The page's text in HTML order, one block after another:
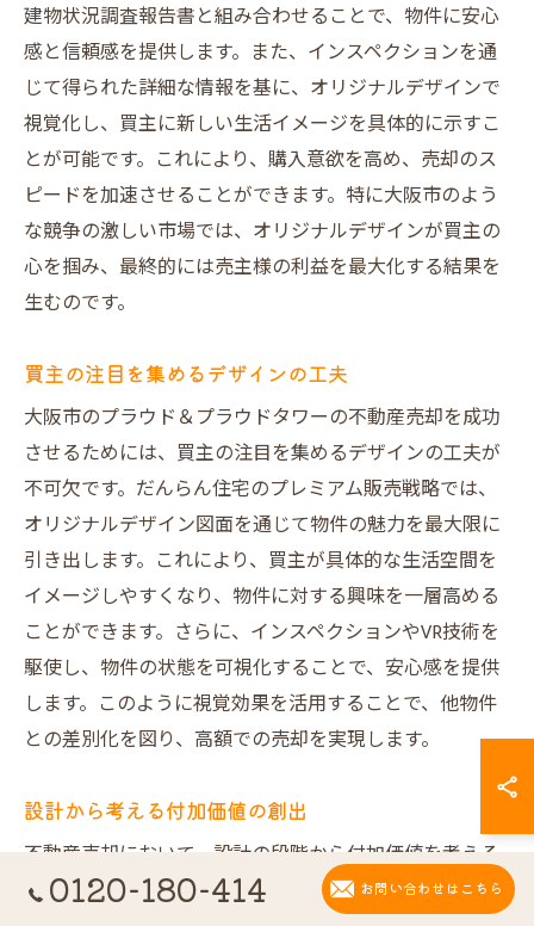
建物状況調査報告書と組み合わせることで、物件に安心
感と信頼感を提供します。また、インスペクションを通
じて得られた詳細な情報を基に、オリジナルデザインで
視覚化し、買主に新しい生活イメージを具体的に示すこ
とが可能です。これにより、購入意欲を高め、売却のス
ピードを加速させることができます。特に大阪市のよう
な競争の激しい市場では、オリジナルデザインが買主の
心を掴み、最終的には売主様の利益を最大化する結果を
生むのです。
買主の注目を集めるデザインの工夫
大阪市のプラウド＆プラウドタワーの不動産売却を成功
させるためには、買主の注目を集めるデザインの工夫が
不可欠です。だんらん住宅のプレミアム販売戦略では、
オリジナルデザイン図面を通じて物件の魅力を最大限に
引き出します。これにより、買主が具体的な生活空間を
イメージしやすくなり、物件に対する興味を一層高める
ことができます。さらに、インスペクションやVR技術を
駆使し、物件の状態を可視化することで、安心感を提供
します。このように視覚効果を活用することで、他物件
との差別化を図り、高額での売却を実現します。
設計から考える付加価値の創出
不動産売却において、設計の段階から付加価値を考える
ことは非常に重要です。だんらん住宅では、一級建築士
0120-180-414 お問い合わせはこちら